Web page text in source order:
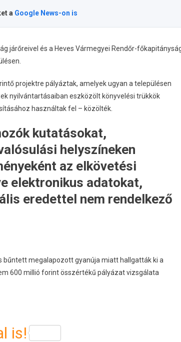
a Google News-on is
járőreivel és a Heves Vármegyei Rendőr-
projektre pályáztak, amelyek ugyan a településen
nyilvántartásaiban eszközölt könyvelési trükkök
használtak fel – közölték.
kutatásokat,
helyszíneken
az elkövetési
elektronikus adatokat,
eredettel nem rendelkező
megalapozott gyanúja miatt hallgatták ki a
600 millió forint összértékű pályázat vizsgálata
is!